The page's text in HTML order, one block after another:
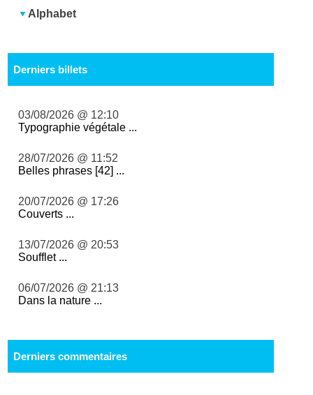
Alphabet
Derniers billets
03/08/2026 @ 12:10
Typographie végétale ...
28/07/2026 @ 11:52
Belles phrases [42] ...
20/07/2026 @ 17:26
Couverts ...
13/07/2026 @ 20:53
Soufflet ...
06/07/2026 @ 21:13
Dans la nature ...
Derniers commentaires